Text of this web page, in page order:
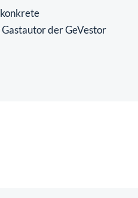
der GeVestor